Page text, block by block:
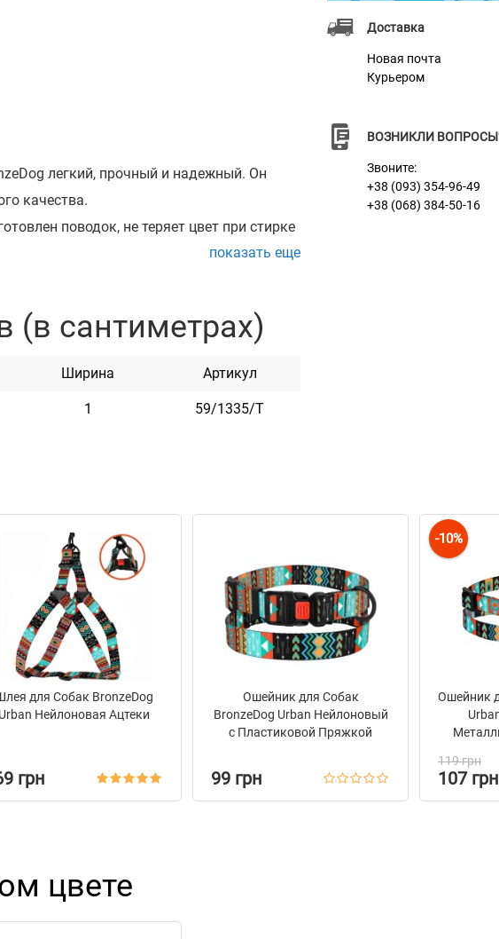
легкий, прочный и надежный. Он
качества.
поводок, не теряет цвет при стирке
не боится воды. Он практичен и
Покрытием
показать еще
(в сантиметрах)
Ширина Артикул
1 59/1335/T
Доставка
Новая почта
Курьером
ВОЗНИКЛИ
Звоните:
+38 (093) 354-96-49
+38 (068) 384-50-16
для Собак BronzeDog
Urban Нейлоновая Ацтеки
грн
Ошейник для Собак
BronzeDog Urban Нейлоновый
c Пластиковой Пряжкой
99 грн
-10%
Ошейник
119 грн
107 грн
цвете